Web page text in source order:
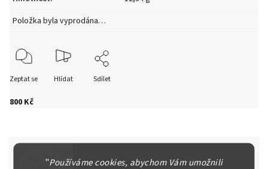
"Používáme cookies, abychom Vám umožnili
800 Kč
Položka byla vyprodána…
Zeptat se Hlídat Sdílet